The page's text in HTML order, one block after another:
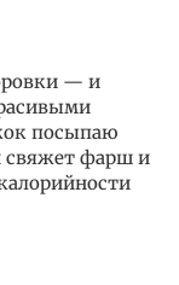
— и
посыпаю
свяжет фарш и